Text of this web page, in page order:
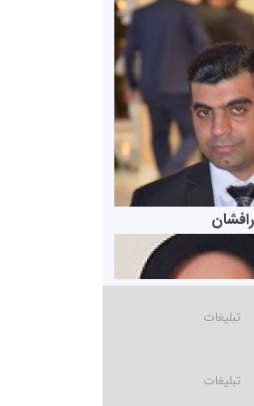
یزد
اوراق بهادار
بازارسرمایه